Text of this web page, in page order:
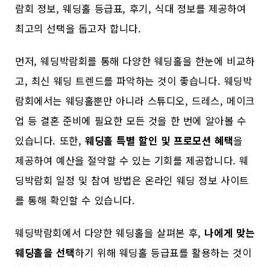
람회 정보, 웨딩홀 등급표, 후기, 식대 정보를 제공하여
최고의 선택을 돕고자 합니다.
먼저, 웨딩박람회를 통해 다양한 웨딩홀을 한눈에 비교하
고, 최신 웨딩 트렌드를 파악하는 것이 좋습니다. 웨딩박
람회에서는 웨딩홀뿐만 아니라 스튜디오, 드레스, 메이크
업 등 결혼 준비에 필요한 모든 것을 한 번에 알아볼 수
있습니다. 또한, 웨딩홀 특별 할인 및 프로모션 혜택을
제공하여 예산을 절약할 수 있는 기회를 제공합니다. 웨
딩박람회 일정 및 참여 방법은 온라인 웨딩 정보 사이트
를 통해 확인할 수 있습니다.
웨딩박람회에서 다양한 웨딩홀을 살펴본 후, 나에게 맞는
웨딩홀을 선택하기 위해 웨딩홀 등급표를 활용하는 것이